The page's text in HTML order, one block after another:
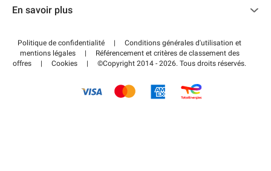
Accéder à mon espace partenaire
Centre d'aide
Régler votre stationnement FLOW
En savoir plus
Wiki
Guide du stationnement
Politique de confidentialité |
Conditions générales d'utilisation et
mentions légales
|
Référencement et critères de classement des
offres
| Cookies | ©Copyright 2014 - 2026. Tous droits réservés.